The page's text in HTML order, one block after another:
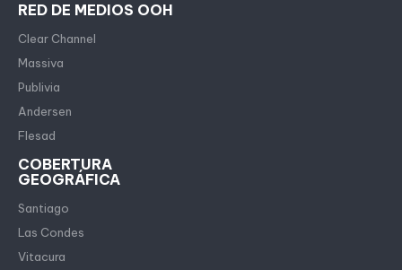
RED DE MEDIOS OOH
Clear Channel
Massiva
Publivia
Andersen
Flesad
COBERTURA
GEOGRÁFICA
Santiago
Las Condes
Vitacura